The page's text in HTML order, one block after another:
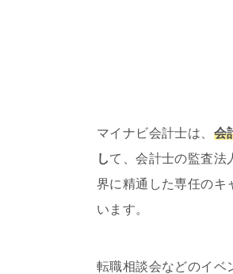
マイナビ会計士は、 会
して、会計士の監査法
界に精通した専任のキ
います。
転職相談会などのイベ